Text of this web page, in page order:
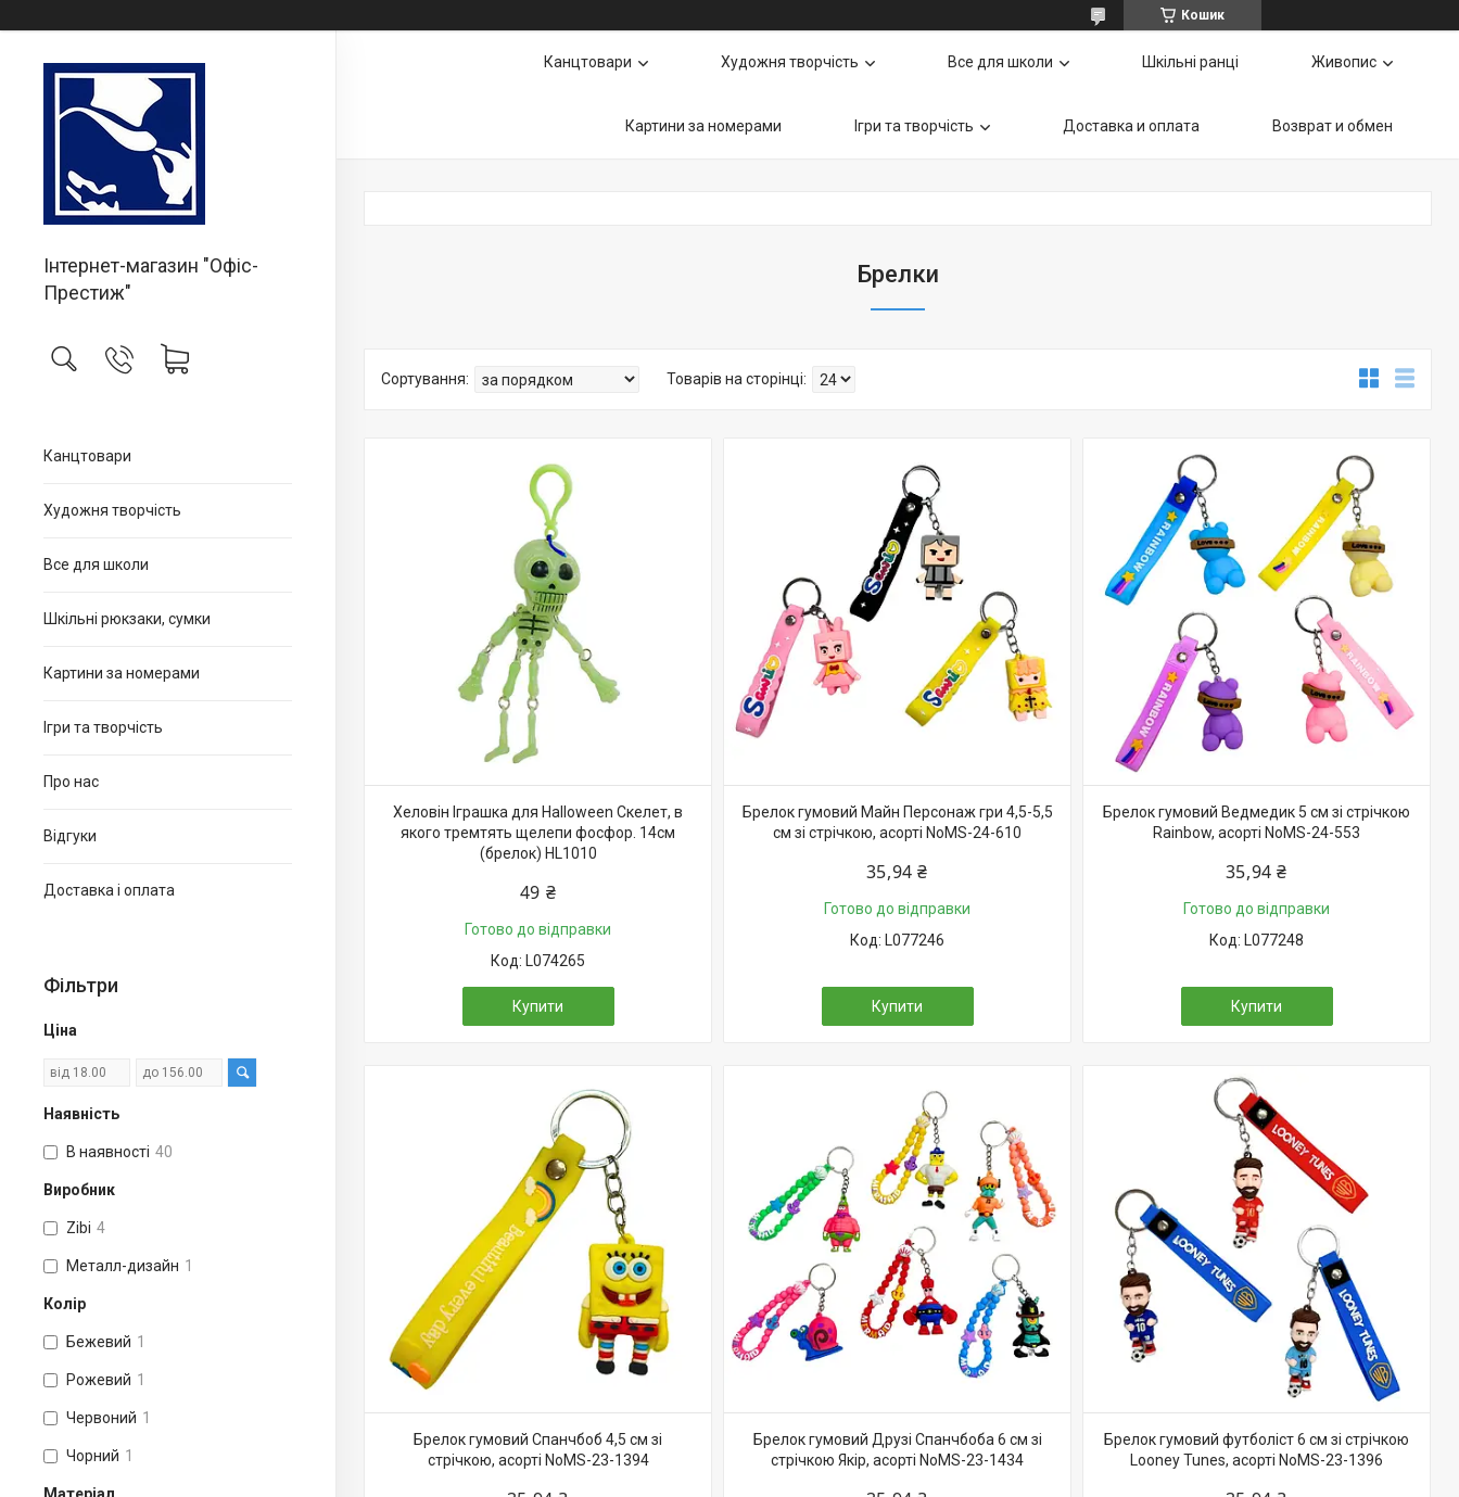
Кошик
Інтернет-магазин "Офіс-
Престиж"
Канцтовари
Художня творчість
Все для школи
Шкільні рюкзаки, сумки
Картини за номерами
Ігри та творчість
Про нас
Відгуки
Доставка і оплата
Фільтри
Ціна
Наявність
В наявності 40
Виробник
Zibi 4
Металл-дизайн 1
Колір
Бежевий 1
Рожевий 1
Червоний 1
Чорний 1
Канцтовари Художня творчість Все для школи Шкільні ранці Живопис
Картини за номерами Ігри та творчість Доставка и оплата Возврат и обмен
Брелки
Хеловін Іграшка для Halloween Скелет, в
якого тремтять щелепи фосфор. 14см
(брелок) HL1010
49 ₴
Готово до відправки
L074265
Купити
Брелок гумовий Майн Персонаж гри 4,5-5,5
см зі стрічкою, асорті NoMS-24-610
35,94 ₴
Готово до відправки
L077246
Купити
Брелок гумовий Ведмедик 5 см зі стрічкою
Rainbow, асорті NoMS-24-553
35,94 ₴
Готово до відправки
L077248
Купити
Брелок гумовий Спанчбоб 4,5 см зі
стрічкою, асорті NoMS-23-1394
Брелок гумовий Друзі Спанчбоба 6 см зі
стрічкою Якір, асорті NoMS-23-1434
Брелок гумовий футболіст 6 см зі стрічкою
Looney Tunes, асорті NoMS-23-1396